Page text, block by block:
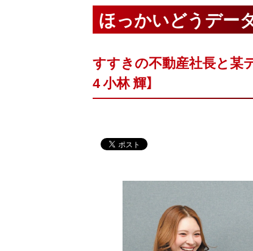
ほっかいどうデー
すすきの不動産社長と某
4 小林 輝】